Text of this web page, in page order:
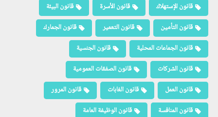
قانون الإستهلاك
قانون الأسرة
قانون البيئة
قانون التأمين
قانون التعمير
قانون الجمارك
قانون الجماعات المحلية
قانون الجنسية
قانون الشركات
قانون الصفقات العمومية
قانون العمل
قانون الغابات
قانون المرور
قانون المنافسة
قانون الوظيفة العامة